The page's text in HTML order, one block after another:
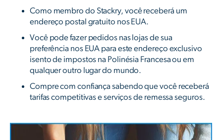
Como membro do Stackry, você receberá um
endereço postal gratuito nos EUA.
Você pode fazer pedidos nas lojas de sua
preferência nos EUA para este endereço exclusivo
isento de impostos na Polinésia Francesa ou em
qualquer outro lugar do mundo.
Compre com confiança sabendo que você receberá
tarifas competitivas e serviços de remessa seguros.